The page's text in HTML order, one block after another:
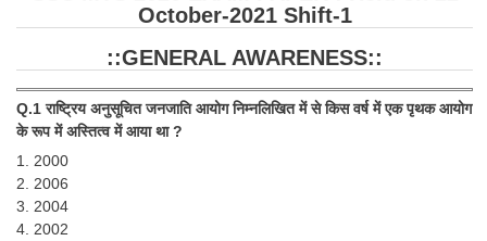
SSC CGL TIER-1
Tier-1 PAPERS
October-2021 Shift-1
::GENERAL AWARENESS::
Q.1 राष्ट्रिय अनुसूचित जनजाति आयोग निम्नलिखित में से किस वर्ष में एक पृथक आयोग
के रूप में अस्तित्व में आया था ?
1. 2000
2. 2006
3. 2004
4. 2002